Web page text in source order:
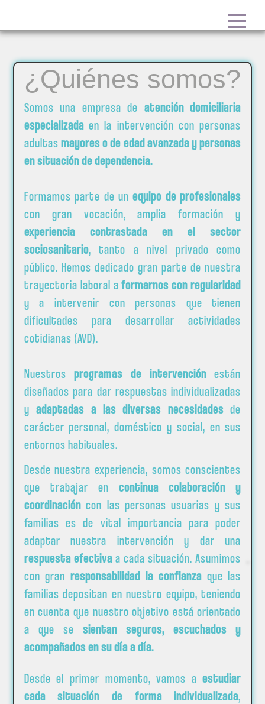
¿Quiénes somos?
Somos una empresa de atención domiciliaria
especializadaen la intervención con personas
adultasmayores o de edad avanzada y personas
en situación de dependencia.
Formamos parte de unequipo de profesionales
con gran vocación, amplia formación y
experiencia contrastada en el sector
sociosanitario, tanto a nivel privado como
público. Hemos dedicado gran parte de nuestra
trayectoria laboral aformarnos con regularidad
y a intervenir con personas que tienen
dificultades para desarrollar actividades
cotidianas (AVD).
Nuestrosprogramas de intervenciónestán
diseñados para dar respuestas individualizadas
yadaptadas a las diversas necesidadesde
carácter personal, doméstico y social, en sus
entornos habituales.
Desde nuestra experiencia, somos conscientes
que trabajar encontinua colaboración y
coordinacióncon las personas usuarias y sus
familias es de vital importancia para poder
adaptar nuestra intervención y dar una
respuesta efectivaa cada situación. Asumimos
con granresponsabilidad la confianzaque las
familias depositan en nuestro equipo, teniendo
en cuenta que nuestro objetivo está orientado
a que se sientan seguros, escuchados y
acompañados en su día a día.
Desde el primer momento, vamos aestudiar
cada situación de forma individualizada,